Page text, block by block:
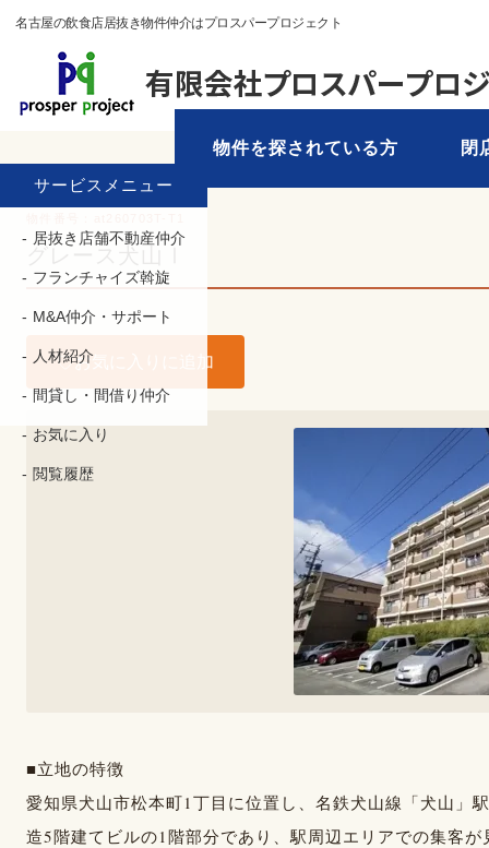
名古屋の飲食店居抜き物件仲介はプロスパープロジェクト
物件を探されている方 閉
TOP 物件を探す
グレース犬山Ⅰ
お気に入りに追加
■立地の特徴
愛知県犬山市松本町1丁目に位置し、名鉄犬山線「犬山」
造5階建てビルの1階部分であり、駅周辺エリアでの集客
サービスメニュー
居抜き店舗不動産仲介
フランチャイズ斡旋
M&A仲介・サポート
人材紹介
間貸し・間借り仲介
お気に入り
閲覧履歴